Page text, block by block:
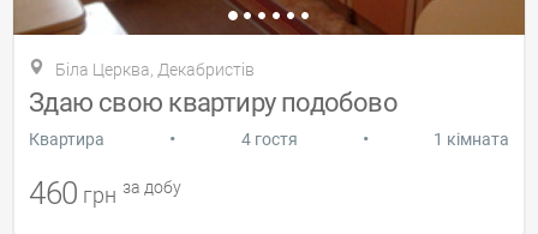
Біла Церква, Декабристів
Здаю свою квартиру подобово
Квартира • 4 гостя • 1 кімната
460 грн за добу